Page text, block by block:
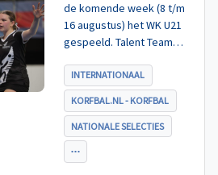
de komende week (8 t/m
16 augustus) het WK U21
gespeeld. Talent TeamNL
poule A, met Nieuw-
Zeeland, Hong Kong
China en India. De eerste
wedstrijd, tegen Nieuw-
Zeeland U21, werd zoals
verwacht met ruime
INTERNATIONAAL
KORFBAL.NL - KORFBAL
NATIONALE SELECTIES